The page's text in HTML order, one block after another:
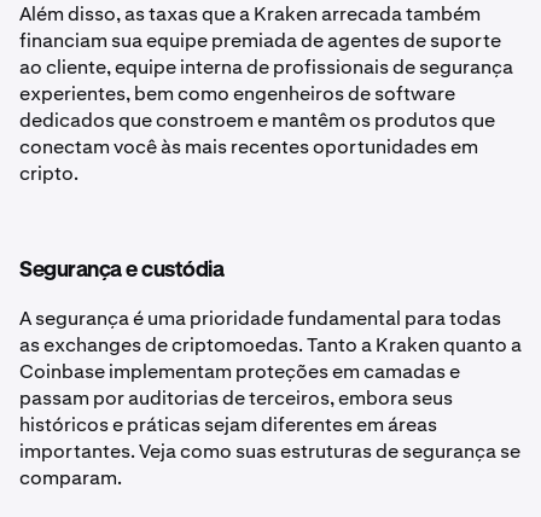
Além disso, as taxas que a Kraken arrecada também
financiam sua equipe premiada de agentes de suporte
ao cliente, equipe interna de profissionais de segurança
experientes, bem como engenheiros de software
dedicados que constroem e mantêm os produtos que
conectam você às mais recentes oportunidades em
cripto.
Segurança e custódia
A segurança é uma prioridade fundamental para todas
as exchanges de criptomoedas. Tanto a Kraken quanto a
Coinbase implementam proteções em camadas e
passam por auditorias de terceiros, embora seus
históricos e práticas sejam diferentes em áreas
importantes. Veja como suas estruturas de segurança se
comparam.